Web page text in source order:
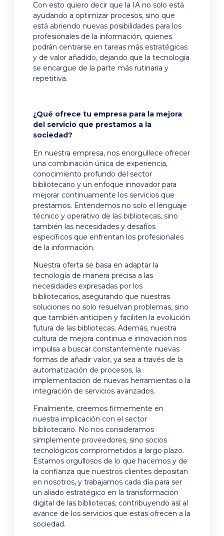
Con esto quiero decir que la IA no solo está
ayudando a optimizar procesos, sino que
está abriendo nuevas posibilidades para los
profesionales de la información, quienes
podrán centrarse en tareas más estratégicas
y de valor añadido, dejando que la tecnología
se encargue de la parte más rutinaria y
repetitiva.
¿Qué ofrece tu empresa para la mejora
del servicio que prestamos a la
sociedad?
En nuestra empresa, nos enorgullece ofrecer
una combinación única de experiencia,
conocimiento profundo del sector
bibliotecario y un enfoque innovador para
mejorar continuamente los servicios que
prestamos. Entendemos no solo el lenguaje
técnico y operativo de las bibliotecas, sino
también las necesidades y desafíos
específicos que enfrentan los profesionales
de la información.
Nuestra oferta se basa en adaptar la
tecnología de manera precisa a las
necesidades expresadas por los
bibliotecarios, asegurando que nuestras
soluciones no solo resuelvan problemas, sino
que también anticipen y faciliten la evolución
futura de las bibliotecas. Además, nuestra
cultura de mejora continua e innovación nos
impulsa a buscar constantemente nuevas
formas de añadir valor, ya sea a través de la
automatización de procesos, la
implementación de nuevas herramientas o la
integración de servicios avanzados.
Finalmente, creemos firmemente en
nuestra implicación con el sector
bibliotecario. No nos consideramos
simplemente proveedores, sino socios
tecnológicos comprometidos a largo plazo.
Estamos orgullosos de lo que hacemos y de
la confianza que nuestros clientes depositan
en nosotros, y trabajamos cada día para ser
un aliado estratégico en la transformación
digital de las bibliotecas, contribuyendo así al
avance de los servicios que estas ofrecen a la
sociedad.